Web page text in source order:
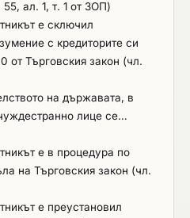
от Закона за трудовата
мобилност, установени с
постановление или
ал.1, т.6 от ЗОП);
т. 8 от Закона за
отношения с
в юрисдикции с
режим,
лица и техните
обстоятелства по чл.
на корупцията
длъжности
ал. 1, т. 1 от ЗОП)
е сключил
с кредиторите си
от Търговския закон (чл.
на държавата, в
лице се
на: обявен в
по
по ликвидация;
споразумение с
дейност (чл. 55, ал.
е в процедура по
на Търговския закон (чл.
е преустановил